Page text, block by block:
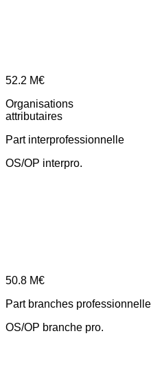
52.2 M€
Organisations
attributaires
Part interprofessionnelle
OS/OP interpro.
50.8 M€
Part branches
OS/OP branche pro.